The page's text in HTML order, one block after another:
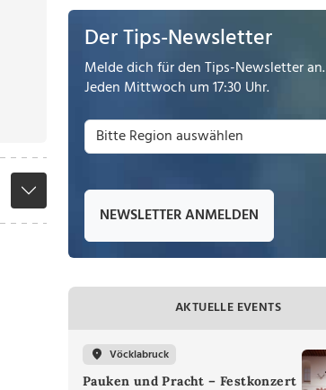
Der Tips-Newsletter
Melde dich für den Tips-Newsletter an.
Jeden Mittwoch um 17:30 Uhr.
NEWSLETTER ANMELDEN
AKTUELLE EVENTS
Vöcklabruck
Pauken und Pracht – Festkonzert